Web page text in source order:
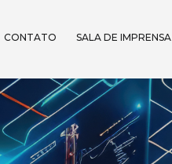
CONTATO SALA DE IMPRENSA